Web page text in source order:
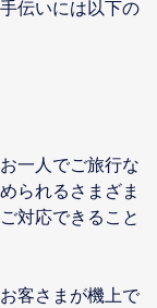
伝いには以下の
一人でご旅行な
られるさまざま
対応できること
客さまが機上で